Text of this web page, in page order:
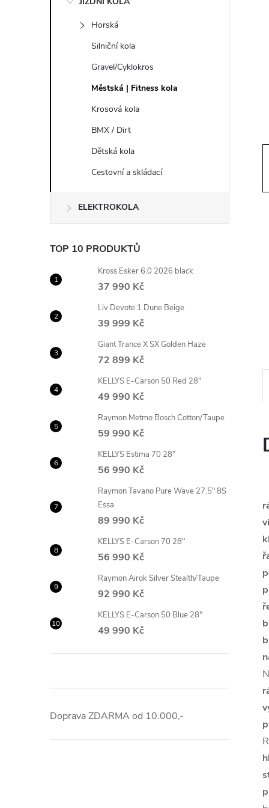
í
p
a
n
e
l
Horská
Silniční kola
Gravel/Cyklokros
Městská | Fitness kola
Krosová kola
BMX / Dirt
Dětská kola
Cestovní a skládací
ELEKTROKOLA
TOP 10 PRODUKTŮ
Kross Esker 6.0 2026 black
37 990 Kč
Liv Devote 1 Dune Beige
39 999 Kč
Giant Trance X SX Golden Haze
72 899 Kč
KELLYS E-Carson 50 Red 28"
49 990 Kč
Raymon Metmo Bosch Cotton/Taupe
59 990 Kč
KELLYS Estima 70 28"
56 990 Kč
Raymon Tavano Pure Wave 27.5" 8S
Essa
89 990 Kč
KELLYS E-Carson 70 28"
56 990 Kč
Raymon Airok Silver Stealth/Taupe
92 990 Kč
KELLYS E-Carson 50 Blue 28"
49 990 Kč
Doprava ZDARMA od 10.000,-